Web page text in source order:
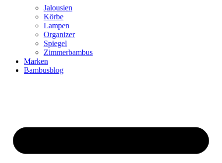
Jalousien
Körbe
Lampen
Organizer
Spiegel
Zimmerbambus
Marken
Bambusblog